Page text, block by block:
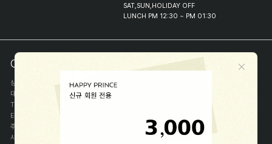
SAT,SUN,HOLIDAY OFF
LUNCH PM 12:30 ~ PM 01:30
COMPANY INFO
상호
(주)해피프린스
대표
이화진
TEL
E-MAIL
주소
사업자등록번호